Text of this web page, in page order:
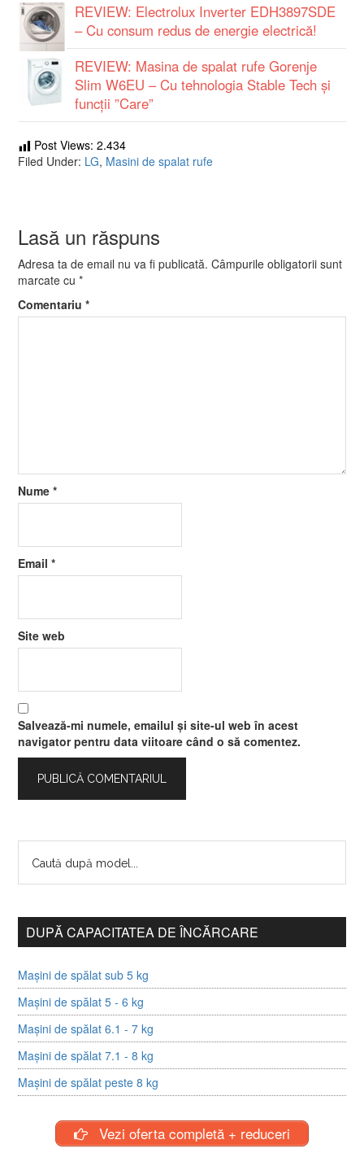
REVIEW: Electrolux Inverter EDH3897SDE
– Cu consum redus de energie electrică!
REVIEW: Masina de spalat rufe Gorenje
Slim W6EU – Cu tehnologia Stable Tech și
funcții ”Care”
Post Views: 2.434
Filed Under: LG, Masini de spalat rufe
Lasă un răspuns
Adresa ta de email nu va fi publicată. Câmpurile obligatorii sunt
marcate cu*
Comentariu*
Nume*
Email*
Site web
Salvează-mi numele, emailul și site-ul web în acest
navigator pentru data viitoare când o să comentez.
DUPĂ CAPACITATEA DE ÎNCĂRCARE
Mașini de spălat sub 5 kg
Mașini de spălat 5 - 6 kg
Mașini de spălat 6.1 - 7 kg
Mașini de spălat 7.1 - 8 kg
Mașini de spălat peste 8 kg
Vezi oferta completă + reduceri